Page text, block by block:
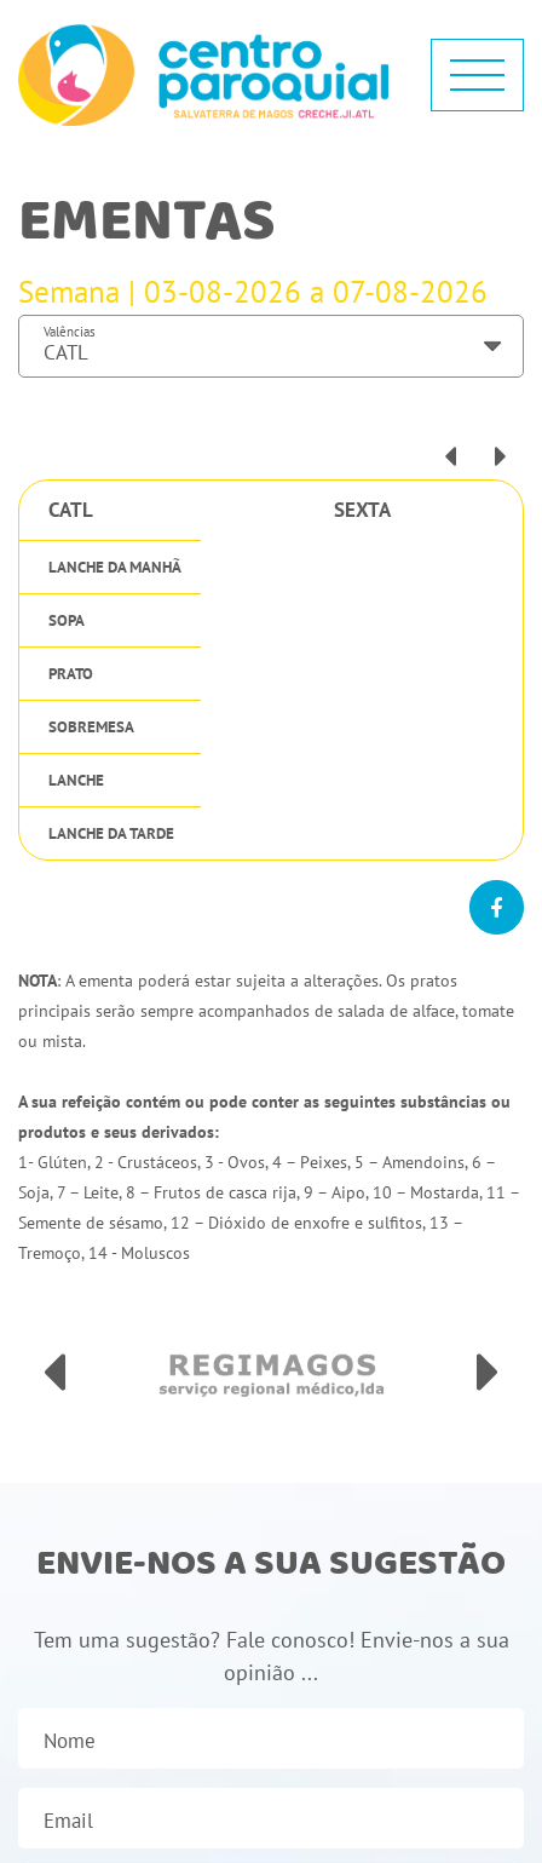
EMENTAS
Semana | 03-08-2026 a 07-08-2026
Valências
CATL SEXTA
LANCHE DA MANHÃ
SOPA
PRATO
SOBREMESA
LANCHE
LANCHE DA TARDE
NOTA: A ementa poderá estar sujeita a alterações. Os pratos
principais serão sempre acompanhados de salada de alface, tomate
ou mista.
A sua refeição contém ou pode conter as seguintes substâncias ou
produtos e seus derivados:
1- Glúten, 2 - Crustáceos, 3 - Ovos, 4 – Peixes, 5 – Amendoins, 6 –
Soja, 7 – Leite, 8 – Frutos de casca rija, 9 – Aipo, 10 – Mostarda, 11 –
Semente de sésamo, 12 – Dióxido de enxofre e sulfitos, 13 –
Tremoço, 14 - Moluscos
ENVIE-NOS A SUA SUGESTÃO
Tem uma sugestão? Fale conosco! Envie-nos a sua
opinião ...
Nome
Email